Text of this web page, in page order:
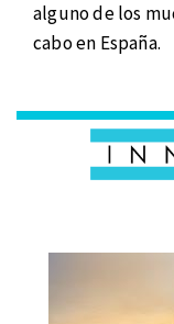
alguno de los
cabo en España.